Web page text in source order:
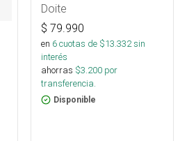
Doite
$ 79.990
en 6cuotas de $13.332sin
interés
ahorras $3.200 por
transferencia.
Disponible